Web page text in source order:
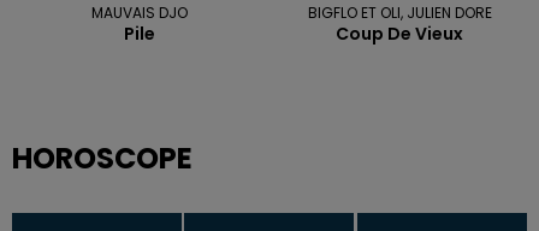
MAUVAIS DJO
Pile
BIGFLO ET OLI, JULIEN DORE
Coup De Vieux
HOROSCOPE